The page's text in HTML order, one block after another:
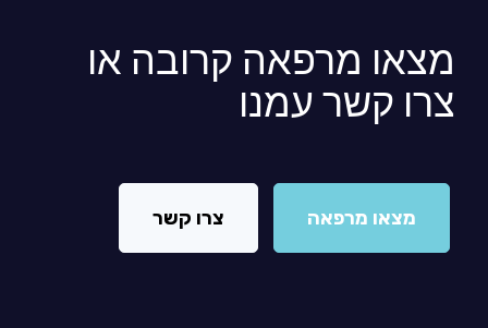
מצאו מרפאה קרובה או
צרו קשר עמנו
מצאו מרפאה צרו קשר